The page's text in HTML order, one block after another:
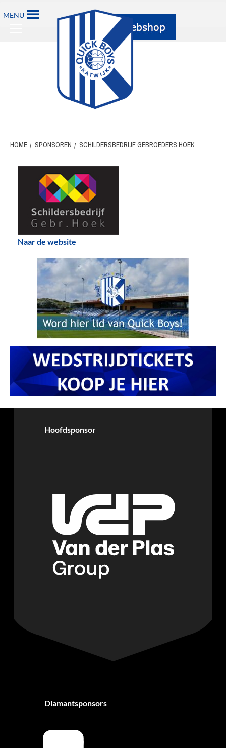
naar
MENU
Primary
HOME SPONSOREN SCHILDERSBEDRIJF GEBROEDERS HOEK
Naar de website
Hoofdsponsor
Diamantsponsors